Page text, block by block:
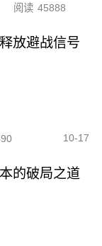
阅读 45888
放避战信号
10-17
的破局之道